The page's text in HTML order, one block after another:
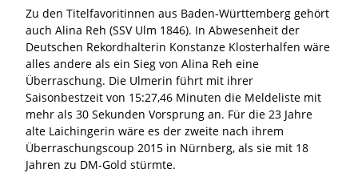
Zu den Titelfavoritinnen aus Baden-Württemberg gehört
auch Alina Reh (SSV Ulm 1846). In Abwesenheit der
Deutschen Rekordhalterin Konstanze Klosterhalfen wäre
alles andere als ein Sieg von Alina Reh eine
Überraschung. Die Ulmerin führt mit ihrer
Saisonbestzeit von 15:27,46 Minuten die Meldeliste mit
mehr als 30 Sekunden Vorsprung an. Für die 23 Jahre
alte Laichingerin wäre es der zweite nach ihrem
Überraschungscoup 2015 in Nürnberg, als sie mit 18
Jahren zu DM-Gold stürmte.